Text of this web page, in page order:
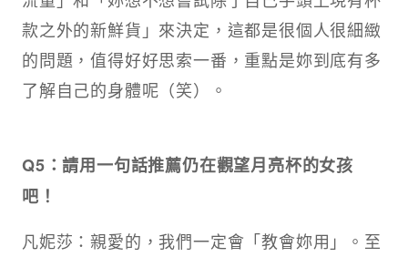
款之外的新鮮貨」來決定，這都是很個人很細緻
的問題，值得好好思索一番，重點是妳到底有多
了解自己的身體呢（笑）。
Q5：請用一句話推薦仍在觀望月亮杯的女孩
吧！
凡妮莎：親愛的，我們一定會「教會妳用」。至